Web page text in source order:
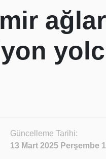
Güncelleme Tarihi:
13 Mart 2025 Perşembe